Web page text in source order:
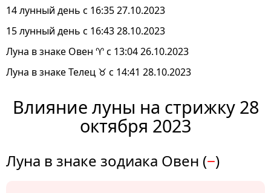
14 лунный день с 16:35 27.10.2023
15 лунный день с 16:43 28.10.2023
Луна в знаке Овен ♈ с 13:04 26.10.2023
Луна в знаке Телец ♉ с 14:41 28.10.2023
Влияние луны на стрижку 28
октября 2023
Луна в знаке зодиака Овен (−)